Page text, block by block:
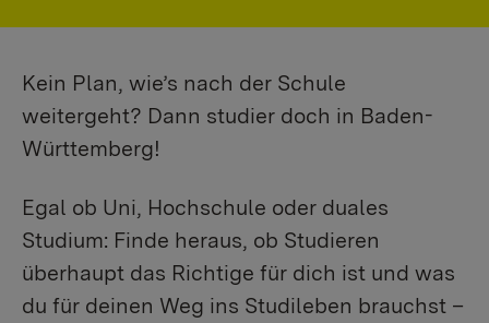
Kein Plan, wie’s nach der Schule
weitergeht? Dann studier doch in Baden-
Württemberg!
Egal ob Uni, Hochschule oder duales
Studium: Finde heraus, ob Studieren
überhaupt das Richtige für dich ist und was
du für deinen Weg ins Studileben brauchst –